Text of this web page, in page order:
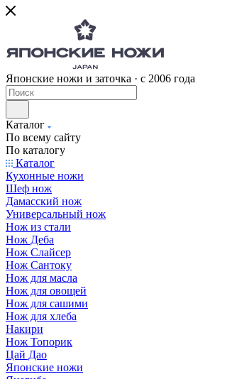
Японские ножи и заточка · с 2006 года
Каталог
По всему сайту
По каталогу
Каталог
Кухонные ножи
Шеф нож
Дамасский нож
Универсальный нож
Нож из стали
Нож Деба
Нож Слайсер
Нож Сантоку
Нож для масла
Нож для овощей
Нож для сашими
Нож для хлеба
Накири
Нож Топорик
Цай Дао
Японские ножи